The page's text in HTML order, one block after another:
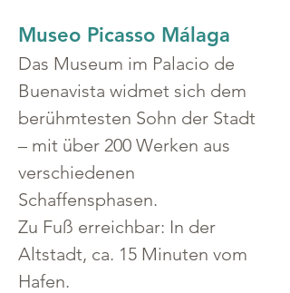
Museo Picasso Málaga
Das Museum im Palacio de
Buenavista widmet sich dem
berühmtesten Sohn der Stadt
– mit über 200 Werken aus
verschiedenen
Schaffensphasen.
Zu Fuß erreichbar: In der
Altstadt, ca. 15 Minuten vom
Hafen.